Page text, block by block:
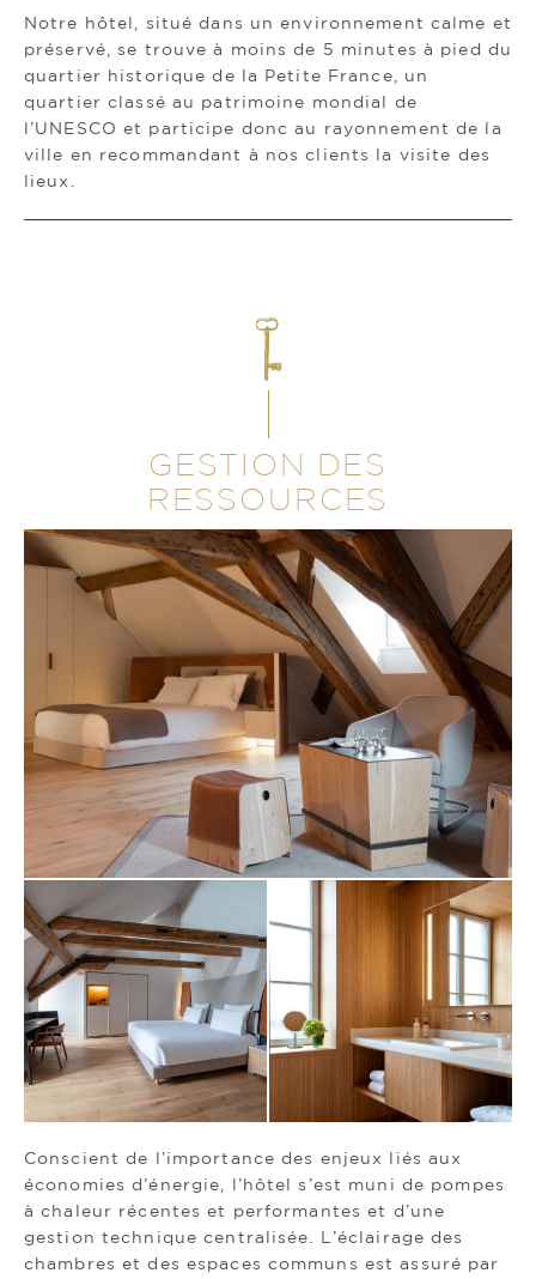
Notre hôtel, situé dans un environnement calme et
préservé, se trouve à moins de 5 minutes à pied du
quartier historique de la Petite France, un
quartier classé au patrimoine mondial de
l’UNESCO et participe donc au rayonnement de la
ville en recommandant à nos clients la visite des
lieux.
GESTION DES
RESSOURCES
Conscient de l’importance des enjeux liés aux
économies d’énergie, l’hôtel s’est muni de pompes
à chaleur récentes et performantes et d’une
gestion technique centralisée. L’éclairage des
chambres et des espaces communs est assuré par